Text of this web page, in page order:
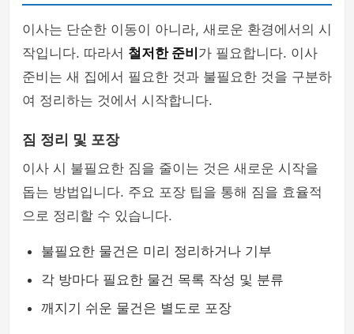
이사는 단순한 이동이 아니라, 새로운 환경에서의 시
작입니다. 따라서 철저한 준비 가 필요합니다. 이사
준비는 새 집에서 필요한 것과 불필요한 것을 구분하
여 정리하는 것에서 시작합니다.
짐 정리 및 포장
이사 시 불필요한 짐을 줄이는 것은 새로운 시작을
돕는 방법입니다. 주요 포장 팁을 통해 짐을 효율적
으로 정리할 수 있습니다.
불필요한 물건은 미리 정리하거나 기부
각 방마다 필요한 물건 목록 작성 및 분류
깨지기 쉬운 물건은 별도로 포장